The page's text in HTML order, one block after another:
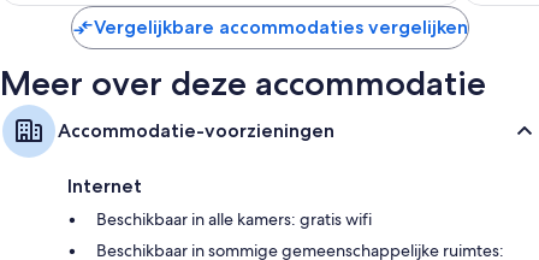
Vergelijkbare accommodaties vergelijken
Meer over deze accommodatie
Accommodatie-voorzieningen
Internet
Beschikbaar in alle kamers: gratis wifi
Beschikbaar in sommige gemeenschappelijke ruimtes: